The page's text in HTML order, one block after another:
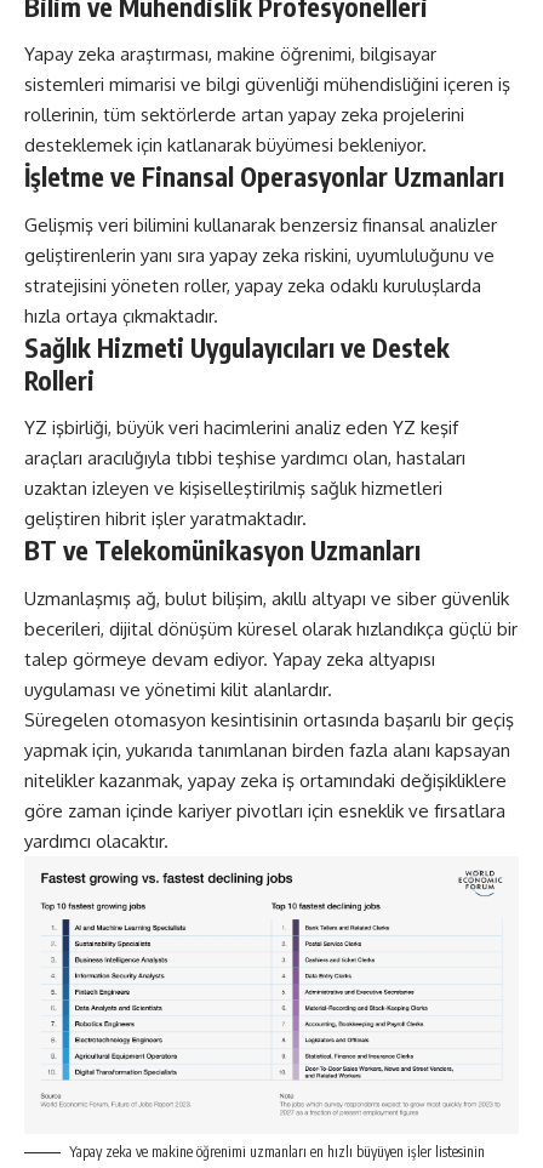
Yapay zeka araştırması, makine öğrenimi, bilgisayar
sistemleri mimarisi ve bilgi güvenliği mühendisliğini içeren iş
rollerinin, tüm sektörlerde artan yapay zeka projelerini
desteklemek için katlanarak büyümesi bekleniyor.
İşletme ve Finansal Operasyonlar Uzmanları
Gelişmiş veri bilimini kullanarak benzersiz finansal analizler
geliştirenlerin yanı sıra yapay zeka riskini, uyumluluğunu ve
stratejisini yöneten roller, yapay zeka odaklı kuruluşlarda
hızla ortaya çıkmaktadır.
Sağlık Hizmeti Uygulayıcıları ve Destek
Rolleri
YZ işbirliği, büyük veri hacimlerini analiz eden YZ keşif
araçları aracılığıyla tıbbi teşhise yardımcı olan, hastaları
uzaktan izleyen ve kişiselleştirilmiş sağlık hizmetleri
geliştiren hibrit işler yaratmaktadır.
BT ve Telekomünikasyon Uzmanları
Uzmanlaşmış ağ, bulut bilişim, akıllı altyapı ve siber güvenlik
becerileri, dijital dönüşüm küresel olarak hızlandıkça güçlü bir
talep görmeye devam ediyor. Yapay zeka altyapısı
uygulaması ve yönetimi kilit alanlardır.
Süregelen otomasyon kesintisinin ortasında başarılı bir geçiş
yapmak için, yukarıda tanımlanan birden fazla alanı kapsayan
nitelikler kazanmak, yapay zeka iş ortamındaki değişikliklere
göre zaman içinde kariyer pivotları için esneklik ve fırsatlara
yardımcı olacaktır.
Yapay zeka ve makine öğrenimi uzmanları en hızlı büyüyen işler listesinin